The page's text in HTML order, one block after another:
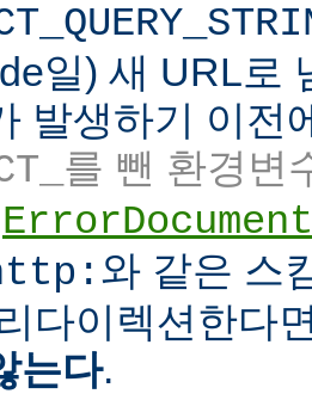
일) 새 URL로
발생하기 이전
를 뺀 환경변
ErrorDocument
와 같은 스
다이렉션한다
는다.